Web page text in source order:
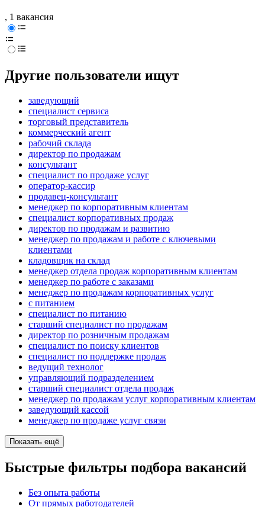
, 1 вакансия
Другие пользователи ищут
заведующий
специалист сервиса
торговый представитель
коммерческий агент
рабочий склада
директор по продажам
консультант
специалист по продаже услуг
оператор-кассир
продавец-консультант
менеджер по корпоративным клиентам
специалист корпоративных продаж
директор по продажам и развитию
менеджер по продажам и работе с ключевыми
клиентами
кладовщик на склад
менеджер отдела продаж корпоративным клиентам
менеджер по работе с заказами
менеджер по продажам корпоративных услуг
с питанием
специалист по питанию
старший специалист по продажам
директор по розничным продажам
специалист по поиску клиентов
специалист по поддержке продаж
ведущий технолог
управляющий подразделением
старший специалист отдела продаж
менеджер по продажам услуг корпоративным клиентам
заведующий кассой
менеджер по продаже услуг связи
Показать ещё
Быстрые фильтры подбора вакансий
Без опыта работы
От прямых работодателей